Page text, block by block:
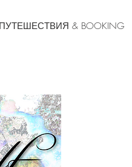
ПУТЕШЕСТВИЯ & BOOKING